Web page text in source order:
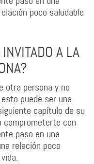
poco saludable
A LA
otra persona y no
puede ser una
capítulo de su
comprometerte con
paso en una
relación poco